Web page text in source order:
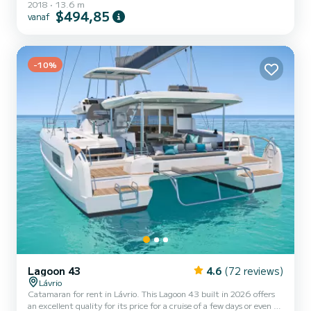
cruise on this catamaran of 14 meters. You will be able to
accommodate up to 12 passengers when cruising and take
een Full batten mainsai...
2018
13.6 m
vanaf $494,85
-10%
Lagoon 43 4.6 (72 reviews)
Lávrio
Catamaran for rent in Lávrio. This Lagoon 43 built in 2026 offers
an excellent quality for its price for a cruise of a few days or even a